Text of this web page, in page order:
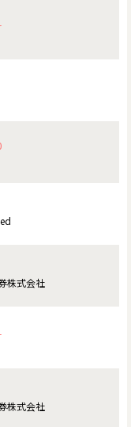
株式会社
株式会社